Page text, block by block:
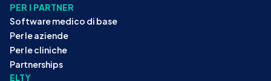
PER I PARTNER
Software medico di base
Per le aziende
Per le cliniche
Partnerships
ELTY